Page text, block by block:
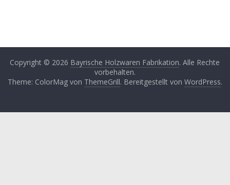
Copyright © 2026 Bayrische Holzwaren Fabrikation. Alle Rechte
vorbehalten.
Theme: ColorMag von ThemeGrill. Bereitgestellt von WordPress.